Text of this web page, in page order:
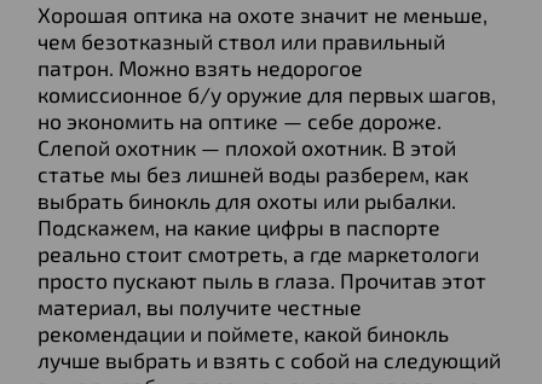
Хорошая оптика на охоте значит не меньше,
чем безотказный ствол или правильный
патрон. Можно взять недорогое
комиссионное б/у оружие для первых шагов,
но экономить на оптике — себе дороже.
Слепой охотник — плохой охотник. В этой
статье мы без лишней воды разберем, как
выбрать бинокль для охоты или рыбалки.
Подскажем, на какие цифры в паспорте
реально стоит смотреть, а где маркетологи
просто пускают пыль в глаза. Прочитав этот
материал, вы получите честные
рекомендации и поймете, какой бинокль
лучше выбрать и взять с собой на следующий